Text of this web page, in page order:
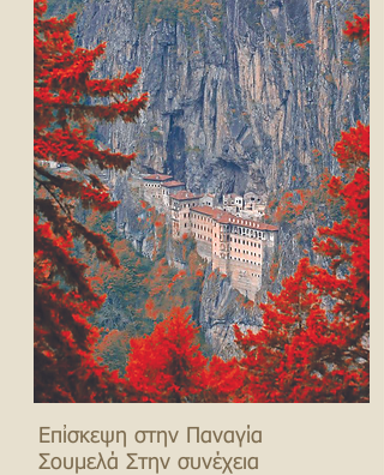
Επἰσκεψη στην Παναγία
Σουμελά Στην συνέχεια